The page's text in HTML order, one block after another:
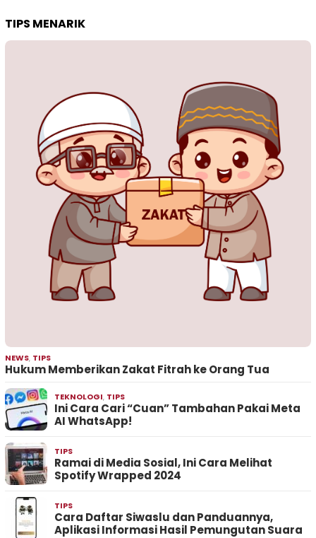
TIPS MENARIK
NEWS, TIPS
Hukum Memberikan Zakat Fitrah ke Orang Tua
TEKNOLOGI, TIPS
Ini Cara Cari “Cuan” Tambahan Pakai Meta
AI WhatsApp!
TIPS
Ramai di Media Sosial, Ini Cara Melihat
Spotify Wrapped 2024
TIPS
Cara Daftar Siwaslu dan Panduannya,
Aplikasi Informasi Hasil Pemungutan Suara